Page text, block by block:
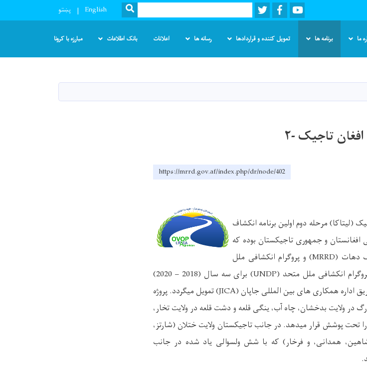
content
Youtube
Facebook
Twitter
Search
SEARCH
English پښتو
ما برنامه ها تمویل کننده و قراردادها رسانه ها اعلانات بانک اطلاعات مبارزه با کرونا
تاجیک -۲
https://mrrd.gov.af/index.php/dr/node/402
مرحله دوم اولین برنامه انکشاف
و جمهوری تاجیکستان بوده که
دهات (MRRD) و پروگرام انکشافی ملل
انکشافی ملل متحد (UNDP
) برای سه سال (2018 – 2020)
اداره همکاری های بین المللی جاپان (JICA) تمویل میگردد. پروژه
در ولایت بدخشان، چاه آب، ینگی قلعه و دشت قلعه در ولایت تخار،
تحت پوشش قرار میدهد. در جانب تاجیکستان ولایت ختلان (شارتز،
همدانی، و فرخار) که با شش ولسوالی یاد شده در جانب